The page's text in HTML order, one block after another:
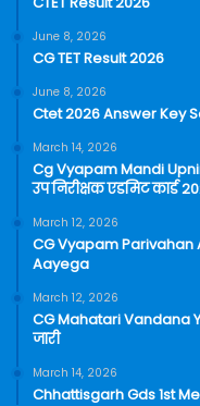
June 8, 2026
CG TET Result 2026
June 8, 2026
Ctet 2026 Answer Key
March 14, 2026
Cg Vyapam Mandi
उप निरीक्षक एडमिट कार्ड
March 12, 2026
CG Vyapam
Aayega
March 12, 2026
CG Mahatari Vandana
जारी
March 14, 2026
Chhattisgarh Gds 1st